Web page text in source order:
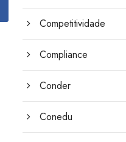
Competitividade
Compliance
Conder
Conedu